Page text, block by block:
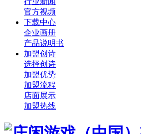
官方视频
下载中心
企业画册
产品说明书
加盟创诗
选择创诗
加盟优势
加盟流程
店面展示
加盟热线